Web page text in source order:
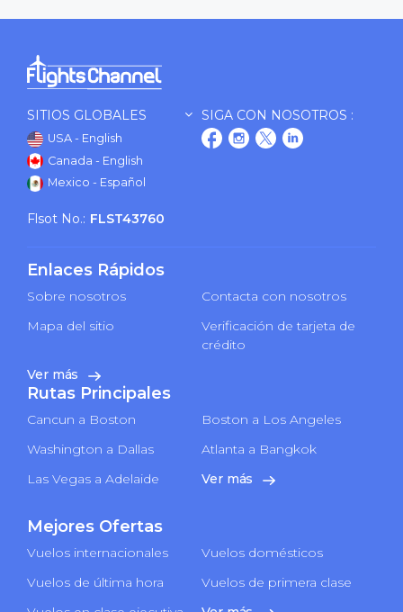
SITIOS GLOBALES
USA - English
Canada - English
Mexico - Español
SIGA CON NOSOTROS :
Flsot No.: FLST43760
Enlaces Rápidos
Sobre nosotros
Contacta con nosotros
Mapa del sitio
Verificación de tarjeta de
crédito
Ver más
Rutas Principales
Cancun a Boston
Boston a Los Angeles
Washington a Dallas
Atlanta a Bangkok
Las Vegas a Adelaide
Ver más
Mejores Ofertas
Vuelos internacionales
Vuelos domésticos
Vuelos de última hora
Vuelos de primera clase